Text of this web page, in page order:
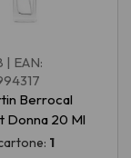
| EAN:
Berrocal
Donna 20 Ml
1